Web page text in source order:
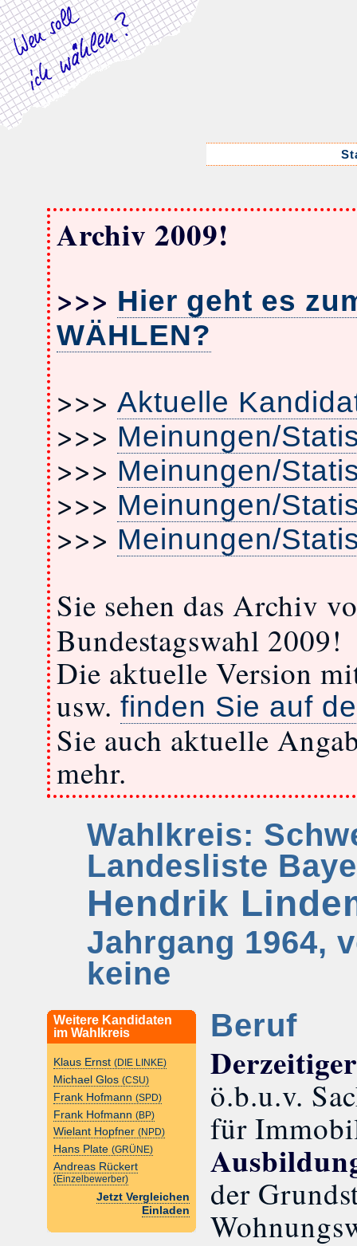
Archiv 2009!
>>> Hier geht es
WÄHLEN?
>>> Aktuelle
>>> Meinungen/
>>> Meinungen/
>>> Meinungen/
>>> Meinungen/
Sie sehen das Archiv
Bundestagswahl 2009!
Die aktuelle Version
usw. finden Sie auf
Sie auch aktuelle
mehr.
Wahlkreis:
Landesliste
Hendrik
Jahrgang 1964,
keine
Weitere Kandidaten
im Wahlkreis
Klaus Ernst (DIE LINKE)
Michael Glos (CSU)
Frank Hofmann (SPD)
Frank Hofmann (BP)
Wielant Hopfner (NPD)
Hans Plate (GRÜNE)
Andreas Rückert
(Einzelbewerber)
Jetzt Vergleichen
Einladen
Beruf
ö.b.u.v.
für
der